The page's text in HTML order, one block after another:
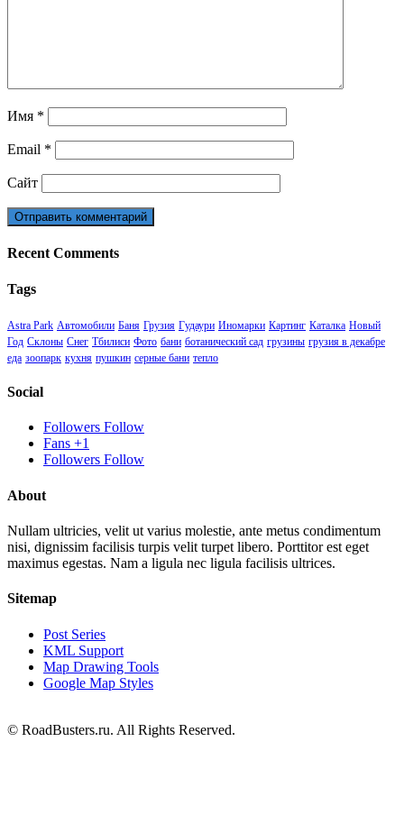
Имя *
Email *
Сайт
Recent Comments
Tags
Astra Park Автомобили Баня Грузия Гудаури Иномарки Картинг Каталка Новый
Год Склоны Снег Тбилиси Фото бани ботанический сад грузины грузия в декабре
еда зоопарк кухня пушкин серные бани тепло
Social
Followers Follow
Fans +1
Followers Follow
About
Nullam ultricies, velit ut varius molestie, ante metus condimentum
nisi, dignissim facilisis turpis velit turpet libero. Porttitor est eget
maximus egestas. Nam a ligula nec ligula facilisis ultrices.
Sitemap
Post Series
KML Support
Map Drawing Tools
Google Map Styles
© RoadBusters.ru. All Rights Reserved.